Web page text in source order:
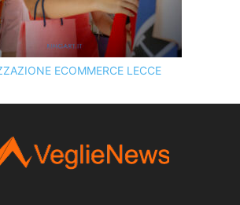
ECOMMERCE LECCE
I SERVIZI DIKINGART.IT